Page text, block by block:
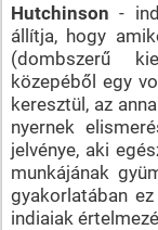
Hutchinson -
állítja, hogy
(dombszerű
közepéből egy
keresztül, az
nyernek
jelvénye, aki
munkájának
gyakorlatában
indiaiak